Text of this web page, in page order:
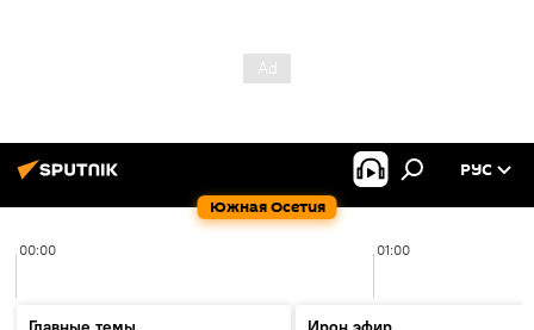
Южная Осетия
РУС
00:00 01:00